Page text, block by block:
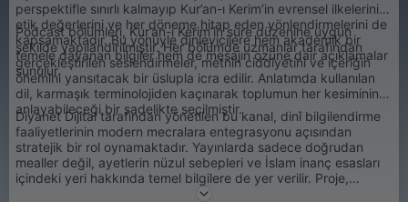
perspektifle sınırlı kalmayıp Kur’an-ı Kerim’in evrensel ilkelerini,
etik değerlerini ve her döneme hitap eden yönlendirmelerini de
kapsamaktadır. Bu yönüyle dinleyicilere hem akademik bir
temele dayanan bilgiler hem de mesajın özüne dair açıklamalar
sunulur.
Podcast bölümleri, Kur’an-ı Kerim’in sure düzenine uygun
şekilde yapılandırılmıştır. Her bölümde uzmanlar tarafından
gerçekleştirilen seslendirmeler, metnin ciddiyetini ve içeriğin
önemini yansıtacak bir üslupla icra edilir. Anlatımda kullanılan
dil, karmaşık terminolojiden kaçınarak toplumun her kesiminin
anlayabileceği bir sadelikte seçilmiştir.
Diyanet Dijital tarafından yönetilen bu kanal, dinî bilgilendirme
faaliyetlerinin modern mecralara entegrasyonu açısından
stratejik bir rol oynamaktadır. Yayınlarda sadece doğrudan
mealler değil, ayetlerin nüzul sebepleri ve İslam inanç esasları
içindeki yeri hakkında temel bilgilere de yer verilir. Proje,
Kur’an-ı Kerim’in getirdiği mesajları sistematik bir şekilde